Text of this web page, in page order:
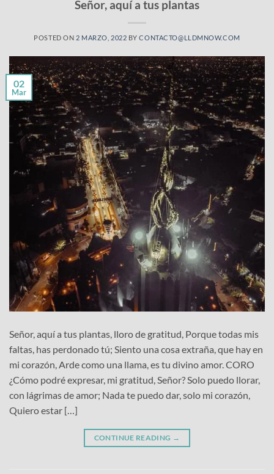
Señor, aquí a tus plantas
POSTED ON 2 MARZO, 2022 BYCONTACTO@LLDMNOW.COM
02
Mar
Señor, aquí a tus plantas, lloro de gratitud, Porque todas mis
faltas, has perdonado tú; Siento una cosa extraña, que hay en
mi corazón, Arde como una llama, es tu divino amor. CORO
¿Cómo podré expresar, mi gratitud, Señor? Solo puedo llorar,
con lágrimas de amor; Nada te puedo dar, solo mi corazón,
Quiero estar […]
CONTINUE READING →